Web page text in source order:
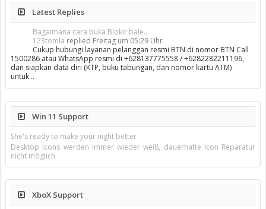
Latest Replies
Bagaimana cara buka Blokir bale...
123tomla replied Freitag um 05:29 Uhr
Cukup hubungi layanan pelanggan resmi BTN di nomor BTN Call
1500286 atau WhatsApp resmi di +628137775558 / +6282282211196,
dan siapkan data diri (KTP, buku tabungan, dan nomor kartu ATM)
untuk…
Win 11 Support
She's ready to make your night better
Desktop Icons werden immer wieder weiß, dauerhafte Icon Reparatur
nicht möglich
XboX Support